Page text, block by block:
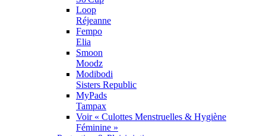
Loop
Réjeanne
Fempo
Elia
Smoon
Moodz
Modibodi
Sisters Republic
MyPads
Tampax
Voir « Culottes Menstruelles & Hygiène
Féminine »